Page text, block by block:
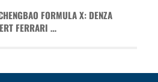
FORMULA X: DENZA
FERRARI …